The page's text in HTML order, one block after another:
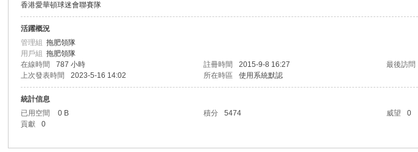
香港愛華頓球迷會聯賽隊
活躍概況
管理組拖肥領隊
用戶組拖肥領隊
在線時間
787 小時 註冊時間 2015-9-8 16:27 最後訪問
上次發表時間
2023-5-16 14:02 所在時區 使用系統默認
統計信息
已用空間
0 B 積分 5474 威望 0
貢獻
0